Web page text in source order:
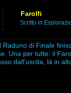
Farolfi
Scritto in
Raduno di Finale
Una per tutte: il
dall’uscita, là in